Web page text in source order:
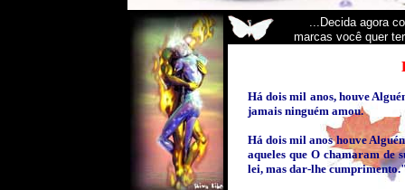
...Decida agora
marcas você quer
Há dois mil anos, houve
jamais ninguém amou.
Há dois mil anos houve
aqueles que O chamaram de
lei, mas dar-lhe